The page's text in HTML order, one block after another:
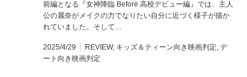
前編となる『女神降臨 Before 高校デビュー編』では、主人
公の麗奈がメイクの力でなりたい自分に近づく様子が描か
れていました。そして…
2025/4/29 REVIEW, キッズ＆ティーン向き映画判定, デ
ート向き映画判定